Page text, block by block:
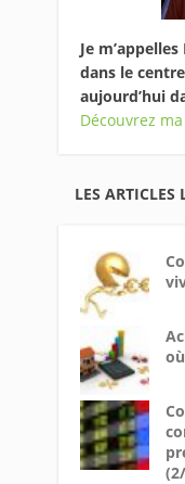
Je
dans le
aujourd’hui
Découvrez
LES ARTICLES